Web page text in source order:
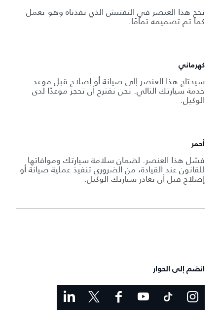
نجح هذا العنصر في التفتيش الذي نفذناه وهو يعمل
كما تم تصميمه تمامًا.
كهرماني
سيحتاج هذا العنصر إلى صيانة أو إصلاح قبل موعد
خدمة سيارتك التالي. نحن نقترح أن تحجز موعدًا لدى
الوكيل.
أحمر
فشل هذا العنصر. لضمان سلامة سيارتك وموافاتها
للقانون عند القيادة، من الضروري تنفيذ عملية صيانة أو
إصلاح قبل أن تغادر سيارتك الوكيل.
انضم إلى الحوار